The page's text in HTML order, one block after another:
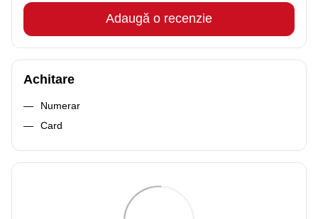
Adaugă o recenzie
Achitare
Numerar
Card